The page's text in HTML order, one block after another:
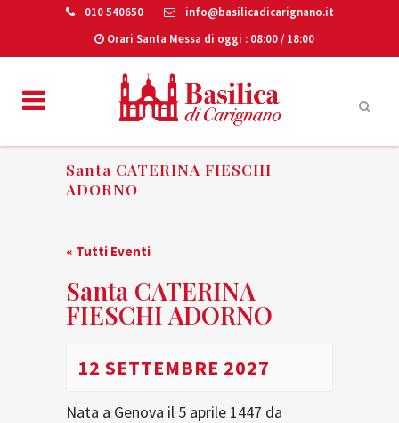
010 540650
info@basilicadicarignano.it
Orari Santa Messa di oggi : 08:00 / 18:00
Santa CATERINA FIESCHI
ADORNO
« Tutti Eventi
Santa CATERINA
FIESCHI ADORNO
12 SETTEMBRE 2027
Nata a Genova il 5 aprile 1447 da